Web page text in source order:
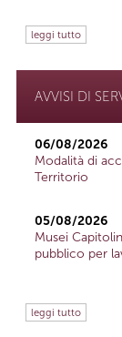
leggi tutto
AVVISI DI
06/08/2026
Modalità di
Territorio
05/08/2026
Musei
pubblico per
leggi tutto